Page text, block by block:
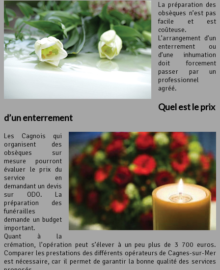
La préparation des
obsèques n’est pas
facile et est
coûteuse.
L’arrangement d’un
enterrement ou
d’une inhumation
doit forcement
passer par un
professionnel
agréé.
Quel est le prix
d’un enterrement
Les Cagnois qui
organisent des
obsèques sur
mesure pourront
évaluer le prix du
service en
demandant un devis
sur ODO. La
préparation des
funérailles
demande un budget
important.
Quant à la
crémation, l’opération peut s’élever à un peu plus de 3 700 euros.
Comparer les prestations des différents opérateurs de Cagnes-sur-Mer
est nécessaire, car il permet de garantir la bonne qualité des services